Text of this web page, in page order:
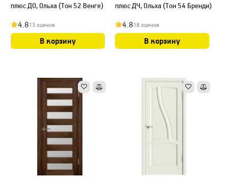
плюс ДО, Ольха (Тон 52 Венге)
4.813 оценок
В корзину
плюс ДЧ, Ольха (Тон 54 Бренди)
4.818 оценок
В корзину